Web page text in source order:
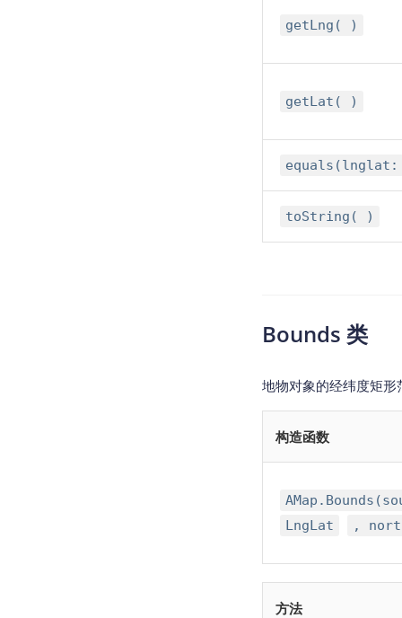
getLng( )
getLat( )
equals(lnglat:
toString( )
Bounds 类
地物对象的经纬度矩形
构造函数
LngLat
,
方法